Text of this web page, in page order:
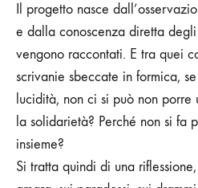
Il progetto nasce
e dalla conoscenza diretta
vengono raccontati. E tra quei
scrivanie sbeccate in formica,
lucidità, non ci si può non
la solidarietà? Perché non si fa
insieme?
Si tratta quindi di una